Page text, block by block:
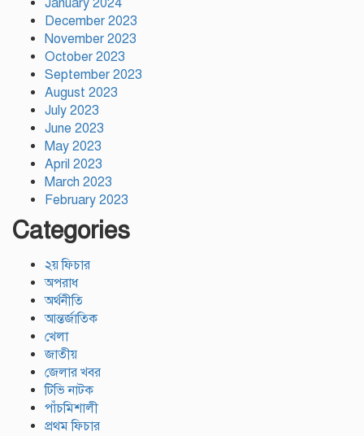
December 2023
November 2023
October 2023
September 2023
August 2023
July 2023
June 2023
May 2023
April 2023
March 2023
February 2023
Categories
২য় ফিচার
অপরাধ
অর্থনীতি
আন্তর্জাতিক
খেলা
জাতীয়
জেলার খবর
টিভি নাটক
পাঁচমিশালী
প্রথম ফিচার